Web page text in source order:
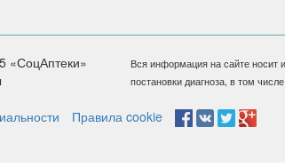
«СоцАптеки»
Вся информация на сайте носит
постановки диагноза, в том
Правила cookie